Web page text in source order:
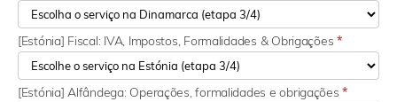
[Estónia] Fiscal: IVA, Impostos, Formalidades & Obrigações*
[Estónia] Alfândega: Operações, formalidades e obrigações*